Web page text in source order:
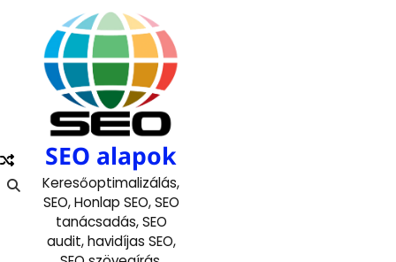
content
SEO alapok
Keresőoptimalizálás,
SEO, Honlap SEO, SEO
tanácsadás, SEO
audit, havidíjas SEO,